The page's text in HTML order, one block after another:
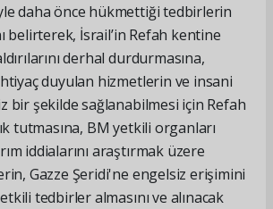
daha önce hükmettiği tedbirlerin
belirterek, İsrail’in Refah kentine
derhal durdurmasına,
duyulan hizmetlerin ve insani
bir şekilde sağlanabilmesi için Refah
tutmasına, BM yetkili organları
iddialarını araştırmak üzere
Gazze Şeridi'ne engelsiz erişimini
tedbirler almasını ve alınacak